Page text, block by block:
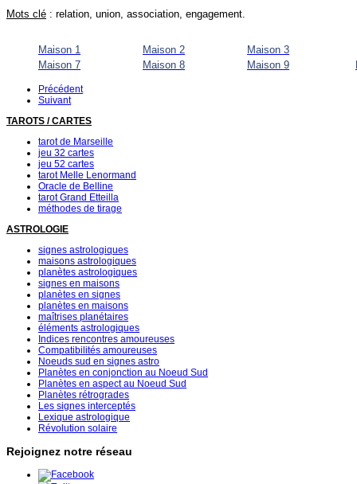
Mots clé : relation, union, association, engagement.
Maison 1 Maison 2
Maison 3
Maison 7
Maison 8 Maison 9
Précédent
Suivant
TAROTS / CARTES
tarot de Marseille
jeu 32 cartes
jeu 52 cartes
tarot Melle Lenormand
Oracle de Belline
tarot Grand Etteilla
méthodes de tirage
ASTROLOGIE
signes astrologiques
maisons astrologiques
planètes astrologiques
signes en maisons
planètes en signes
planètes en maisons
maîtrises planétaires
éléments astrologiques
Indices rencontres amoureuses
Compatibilités amoureuses
Noeuds sud en signes astro
Planètes en conjonction au Noeud Sud
Planètes en aspect au Noeud Sud
Planètes rétrogrades
Les signes interceptés
Lexique astrologique
Révolution solaire
Rejoignez notre réseau